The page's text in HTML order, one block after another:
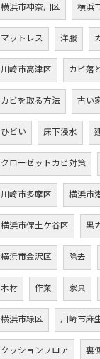
横浜市神奈川区 横浜
マットレス 洋服
川崎市高津区 カビ落
カビを取る方法 古い
ひどい 床下浸水
クローゼットカビ対策
川崎市多摩区 横浜市
横浜市保土ケ谷区 黒
横浜市金沢区 除去
木材 作業 家具
横浜市緑区 川崎市麻
クッションフロア 裏